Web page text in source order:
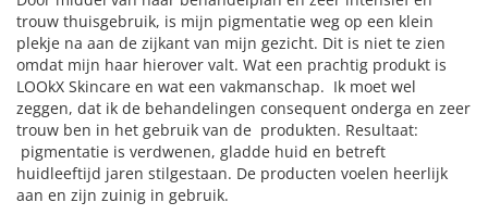
trouw thuisgebruik, is mijn pigmentatie weg op een klein
plekje na aan de zijkant van mijn gezicht. Dit is niet te zien
omdat mijn haar hierover valt. Wat een prachtig produkt is
LOOkX Skincare en wat een vakmanschap. Ik moet wel
zeggen, dat ik de behandelingen consequent onderga en zeer
trouw ben in het gebruik van de produkten. Resultaat:
pigmentatie is verdwenen, gladde huid en betreft
huidleeftijd jaren stilgestaan. De producten voelen heerlijk
aan en zijn zuinig in gebruik.